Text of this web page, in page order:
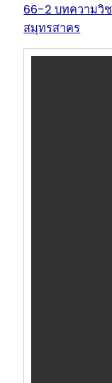
66-2 บทความวิช
สมุทรสาคร